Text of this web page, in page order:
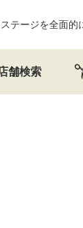
テージを全面的
舗検索